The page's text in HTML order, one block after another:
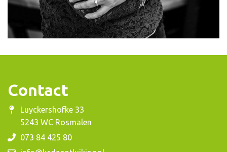
Contact
Luyckershofke 33
5243 WC Rosmalen
073 84 425 80